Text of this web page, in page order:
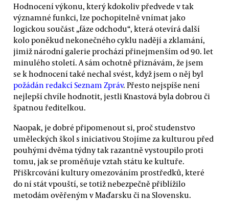
Hodnocení výkonu, který kdokoliv předvede v tak
významné funkci, lze pochopitelně vnímat jako
logickou součást „fáze odchodu“, která otevírá další
kolo poněkud nekonečného cyklu nadějí a zklamání,
jimiž národní galerie prochází přinejmenším od 90. let
minulého století. A sám ochotně přiznávám, že jsem
se k hodnocení také nechal svést, když jsem o něj byl
požádán redakcí Seznam Zpráv. Přesto nejspíše není
nejlepší chvíle hodnotit, jestli Knastová byla dobrou či
špatnou ředitelkou.
Naopak, je dobré připomenout si, proč studenstvo
uměleckých škol s iniciativou Stojíme za kulturou před
pouhými dvěma týdny tak razantně vystoupilo proti
tomu, jak se proměňuje vztah státu ke kultuře.
Přiškrcování kultury omezováním prostředků, které
do ní stát vpouští, se totiž nebezpečně přiblížilo
metodám ověřeným v Maďarsku či na Slovensku.